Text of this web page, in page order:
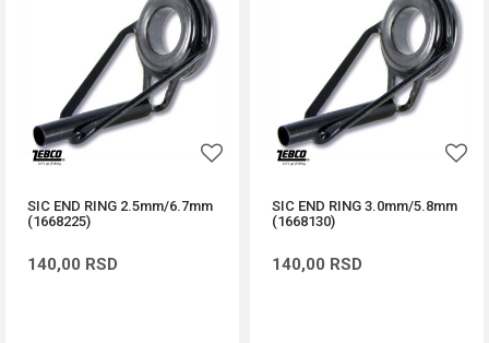
SIC END RING 2.5mm/6.7mm
(1668225)
140,00 RSD
SIC END RING 3.0mm/5.8mm
(1668130)
140,00 RSD